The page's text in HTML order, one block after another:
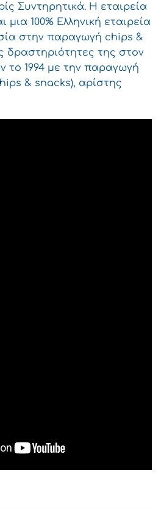
Συντηρητικά. Η εταιρεία
μια 100% Ελληνική εταιρεία
στην παραγωγή chips &
δραστηριότητες της στον
το 1994 με την παραγωγή
& snacks), αρίστης
με Βαλσάμικο Ξύδι